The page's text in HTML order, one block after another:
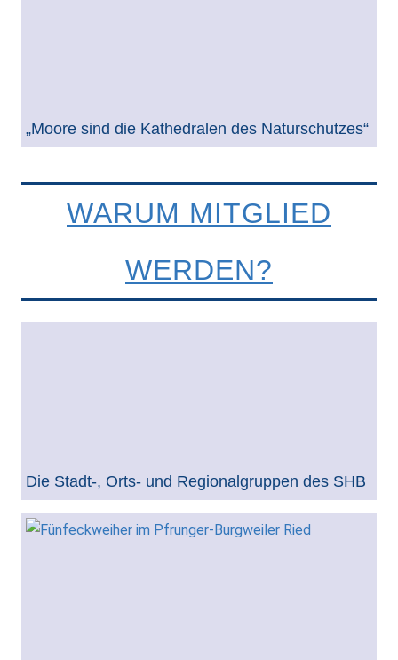
„Moore sind die Kathedralen des Naturschutzes“
WARUM MITGLIED
WERDEN?
Die Stadt-, Orts- und Regionalgruppen des SHB